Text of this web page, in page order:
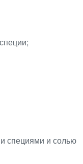
специями и солью